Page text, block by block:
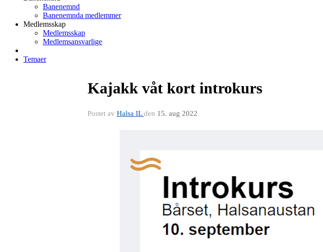
Banenemnd
Banenemnda medlemmer
Medlemsskap
Medlemsskap
Medlemsansvarlige
Temaer
Kajakk våt kort introkurs
Postet av Halsa ILden 15. aug 2022